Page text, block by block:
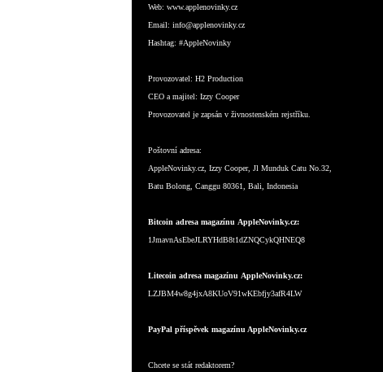
Web: www.applenovinky.cz
Email: info@applenovinky.cz
Hashtag: #AppleNovinky
Provozovatel: H2 Production
CEO a majitel: Izzy Cooper
Provozovatel je zapsán v živnostenském rejstříku.
Poštovní adresa:
AppleNovinky.cz, Izzy Cooper, Jl Munduk Catu No.32,
Batu Bolong, Canggu 80361, Bali, Indonesia
Bitcoin adresa magazínu AppleNovinky.cz:
1JmavnAsEbeJLRYHdB8t1dZNQCykQHNEQ8
Litecoin adresa magazínu AppleNovinky.cz:
LZJBM4w8g4jxA8KUoV91wKEbfjy3afR4LW
PayPal příspěvek magazínu AppleNovinky.cz
Chcete se stát redaktorem?